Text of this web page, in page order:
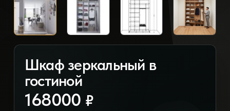
Шкаф зеркальный в
гостиной
168000 ₽